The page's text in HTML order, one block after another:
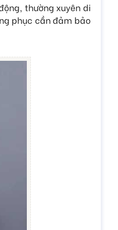
thường xuyên di
phục cần đảm bảo